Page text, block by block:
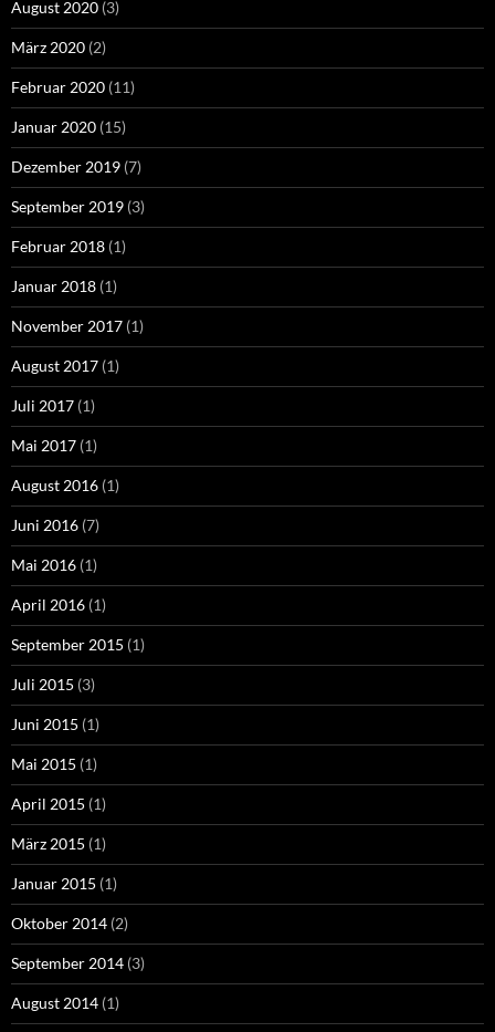
August 2020 (3)
März 2020 (2)
Februar 2020 (11)
Januar 2020 (15)
Dezember 2019 (7)
September 2019 (3)
Februar 2018 (1)
Januar 2018 (1)
November 2017 (1)
August 2017 (1)
Juli 2017 (1)
Mai 2017 (1)
August 2016 (1)
Juni 2016 (7)
Mai 2016 (1)
April 2016 (1)
September 2015 (1)
Juli 2015 (3)
Juni 2015 (1)
Mai 2015 (1)
April 2015 (1)
März 2015 (1)
Januar 2015 (1)
Oktober 2014 (2)
September 2014 (3)
August 2014 (1)